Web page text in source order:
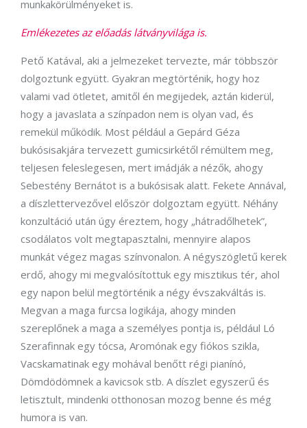
munkakörülményeket is.
Emlékezetes az előadás látványvilága is.
Pető Katával, aki a jelmezeket tervezte, már többször
dolgoztunk együtt. Gyakran megtörténik, hogy hoz
valami vad ötletet, amitől én megijedek, aztán kiderül,
hogy a javaslata a színpadon nem is olyan vad, és
remekül működik. Most például a Gepárd Géza
bukósisakjára tervezett gumicsirkétől rémültem meg,
teljesen feleslegesen, mert imádják a nézők, ahogy
Sebestény Bernátot is a bukósisak alatt. Fekete Annával,
a díszlettervezővel először dolgoztam együtt. Néhány
konzultáció után úgy éreztem, hogy „hátradőlhetek”,
csodálatos volt megtapasztalni, mennyire alapos
munkát végez magas színvonalon. A négyszögletű kerek
erdő, ahogy mi megvalósítottuk egy misztikus tér, ahol
egy napon belül megtörténik a négy évszakváltás is.
Megvan a maga furcsa logikája, ahogy minden
szereplőnek a maga a személyes pontja is, például Ló
Szerafinnak egy tócsa, Aromónak egy fiókos szikla,
Vacskamatinak egy mohával benőtt régi pianínó,
Dömdödömnek a kavicsok stb. A díszlet egyszerű és
letisztult, mindenki otthonosan mozog benne és még
humora is van.